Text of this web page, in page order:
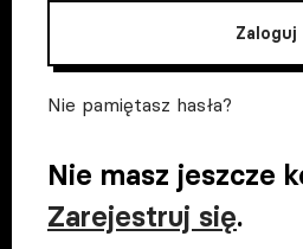
Zaloguj
Nie pamiętasz hasła?
Nie masz jeszcze
Zarejestruj się.